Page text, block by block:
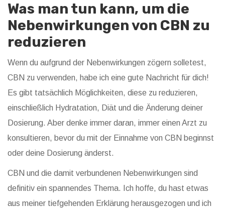
Was man tun kann, um die
Nebenwirkungen von CBN zu
reduzieren
Wenn du aufgrund der Nebenwirkungen zögern solletest,
CBN zu verwenden, habe ich eine gute Nachricht für dich!
Es gibt tatsächlich Möglichkeiten, diese zu reduzieren,
einschließlich Hydratation, Diät und die Änderung deiner
Dosierung. Aber denke immer daran, immer einen Arzt zu
konsultieren, bevor du mit der Einnahme von CBN beginnst
oder deine Dosierung änderst.
CBN und die damit verbundenen Nebenwirkungen sind
definitiv ein spannendes Thema. Ich hoffe, du hast etwas
aus meiner tiefgehenden Erklärung herausgezogen und ich